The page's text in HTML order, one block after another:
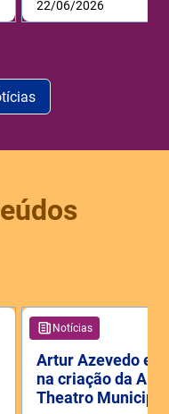
22/06/2026
Notícias
Artur Azevedo e
na criação da ABL
Theatro Municipal